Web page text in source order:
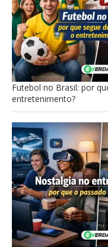
Futebol no Brasil: por
entretenimento?